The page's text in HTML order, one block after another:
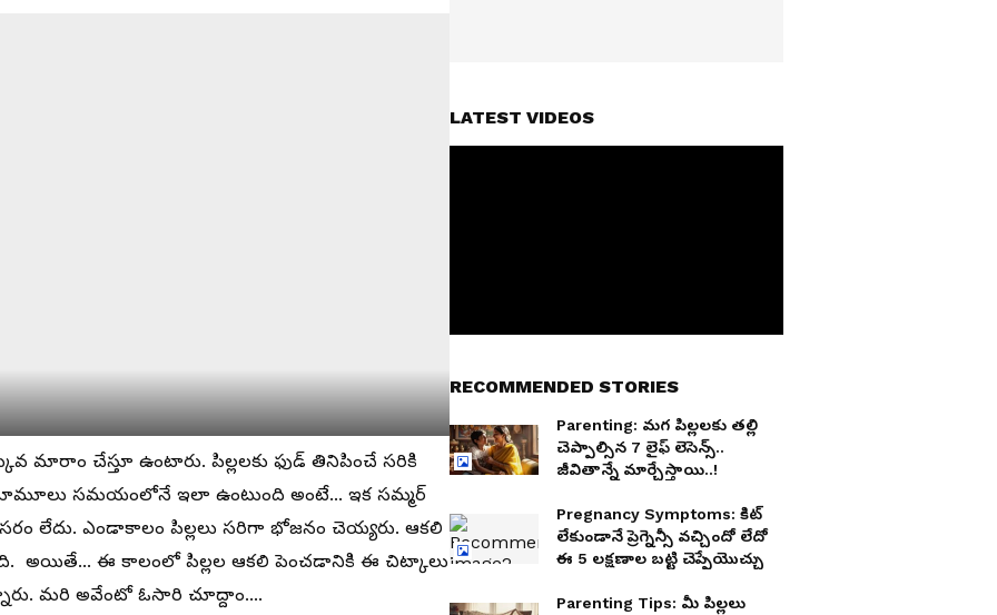
మారాం చేస్తూ ఉంటారు. పిల్లలకు ఫుడ్ తినిపించే సరికి
మామూలు సమయంలోనే ఇలా ఉంటుంది అంటే... ఇక సమ్మర్
లేదు. ఎండాకాలం పిల్లలు సరిగా భోజనం చెయ్యరు. ఆకలి
అయితే... ఈ కాలంలో పిల్లల ఆకలి పెంచడానికి ఈ చిట్కాలు
మరి అవేంటో ఓసారి చూద్దాం....
LATEST VIDEOS
RECOMMENDED STORIES
Parenting: మగ పిల్లలకు తల్లి
చెప్పాల్సిన 7 లైఫ్ లెసెన్స్..
జీవితాన్నే మార్చేస్తాయి..!
Pregnancy Symptoms: కిట్
లేకుండానే ప్రెగ్నెన్సీ వచ్చిందో లేదో
ఈ 5 లక్షణాల బట్టి చెప్పేయొచ్చు
Parenting Tips: మీ పిల్లలు